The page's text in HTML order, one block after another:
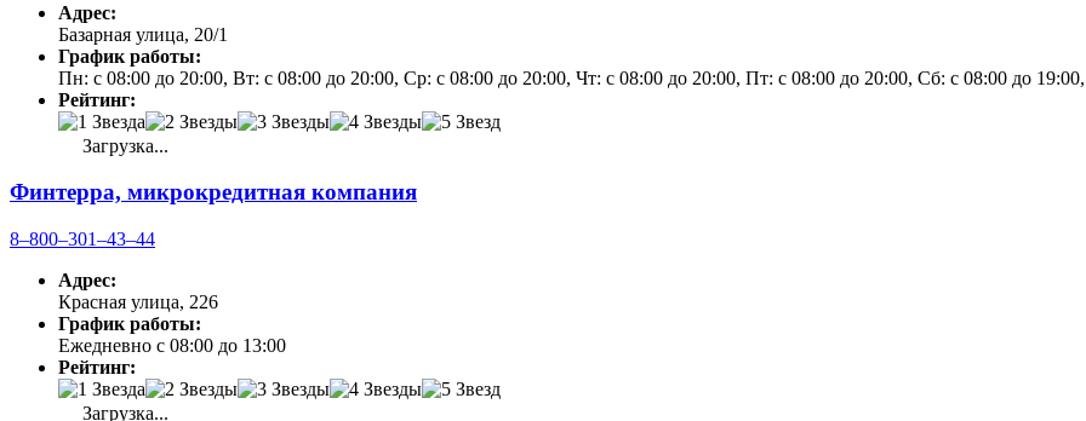
Адрес:
Базарная улица, 20/1
График работы:
Пн: с 08:00 до 20:00, Вт: с 08:00 до 20:00, Ср: с 08:00 до 20:00, Чт: с 08:00 до 20:00, Пт: с 08:00 до 20:00, Сб: с 08:00 до
Рейтинг:
Загрузка...
Финтерра, микрокредитная компания
8‒800‒301‒43‒44
Адрес:
Красная улица, 226
График работы:
Ежедневно с 08:00 до 13:00
Рейтинг:
Загрузка...